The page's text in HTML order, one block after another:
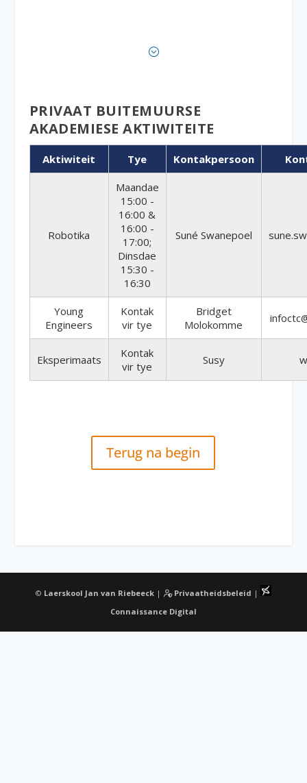
;
PRIVAAT BUITEMUURSE
AKADEMIESE AKTIWITEITE
Aktiwiteit Tye Kontakpersoon
Robotika
Maandae
15:00 -
16:00 &
16:00 -
17:00;
Dinsdae
15:30 -
16:30
Suné Swanepoel
Young
Engineers
Kontak
vir tye
Bridget
Molokomme
Eksperimaats
Kontak
vir tye
Susy
Terug na begin
© Laerskool Jan van Riebeeck| Privaatheidsbeleid |
Connaissance Digital